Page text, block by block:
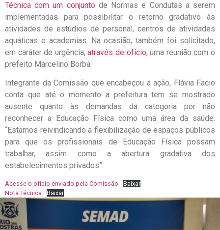
Técnica com um conjunto de Normas e Condutas a serem
implementadas para possibilitar o retorno gradativo às
atividades de estúdios de personal, centros de atividades
aquáticas e academias. Na ocasião, também foi solicitado,
em caráter de urgência,através de ofício,uma reunião com o
prefeito Marcelino Borba.
Integrante da Comissão que encabeçou a ação, Flávia Facio
conta que até o momento a prefeitura tem se mostrado
ausente quanto às demandas da categoria por não
reconhecer a Educação Física como uma área da saúde.
“Estamos reivindicando a flexibilização de espaços públicos
para que os profissionais de Educação Física possam
trabalhar, assim como a abertura gradativa dos
estabelecimentos privados”.
Acesse o ofício enviado pela Comissão
Baixar
Nota Técnica
Baixar